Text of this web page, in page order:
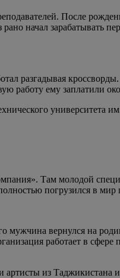
После
начал зарабатывать
разгадывая
работу ему заплатили
университета
Там молодой
погрузился в мир
мужчина вернулся на
работает в сфере
артисты из Таджикистана